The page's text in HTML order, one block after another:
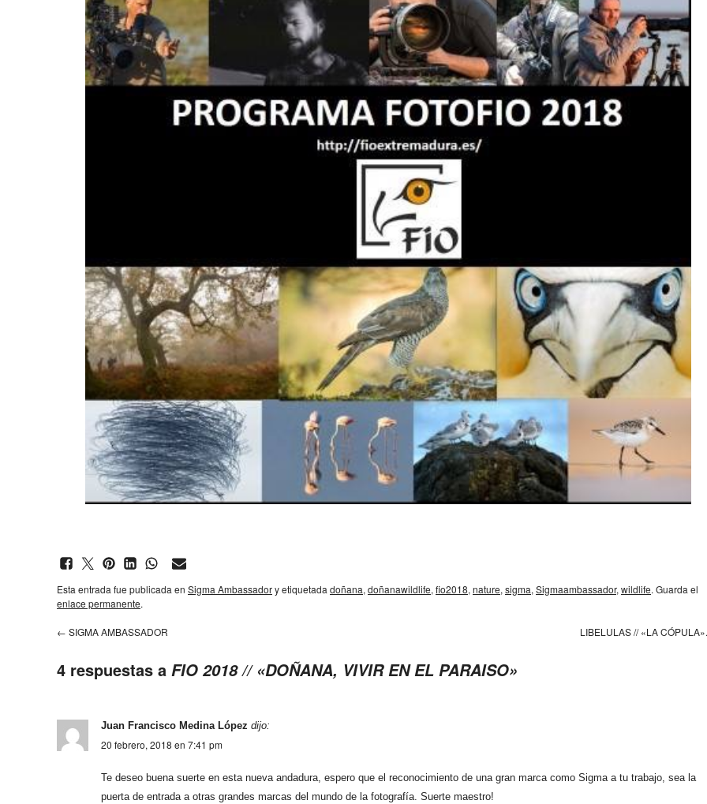
Esta entrada fue publicada en Sigma Ambassadory etiquetada doñana, doñanawildlife, fio2018, nature, sigma, Sigmaambassador, wildlife. Guarda el
enlace permanente.
← SIGMA AMBASSADOR LIBELULAS // «LA
4 respuestas a FIO 2018 // «DOÑANA, VIVIR EN EL PARAISO»
Juan Francisco Medina López dijo:
20 febrero, 2018 en 7:41 pm
Te deseo buena suerte en esta nueva andadura, espero que el reconocimiento de una gran marca como Sigma a tu trabajo, sea la
puerta de entrada a otras grandes marcas del mundo de la fotografía. Suerte maestro!